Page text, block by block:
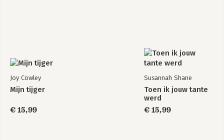
Joy Cowley
Mijn tijger
€ 15,99
Susannah Shane
Toen ik jouw tante
werd
€ 15,99